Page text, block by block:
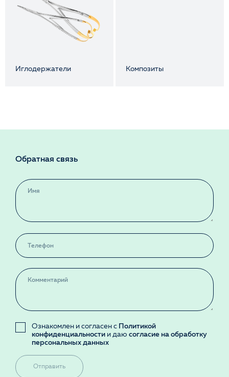
Иглодержатели Композиты
Обратная связь
Ознакомлен и согласен с Политикой
конфиденциальности и даю согласие на обработку
персональных данных
Отправить